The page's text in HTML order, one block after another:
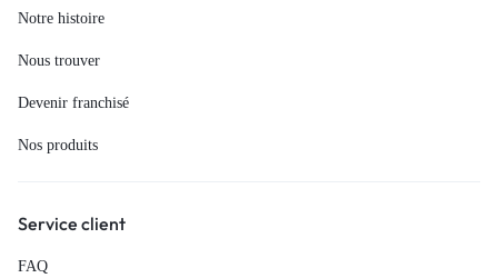
Notre histoire
Nous trouver
Devenir franchisé
Nos produits
Service client
FAQ